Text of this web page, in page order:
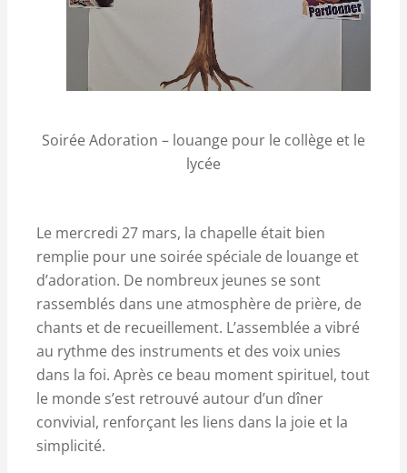
Soirée Adoration – louange pour le collège et le
lycée
Le mercredi 27 mars, la chapelle était bien
remplie pour une soirée spéciale de louange et
d’adoration. De nombreux jeunes se sont
rassemblés dans une atmosphère de prière, de
chants et de recueillement. L’assemblée a vibré
au rythme des instruments et des voix unies
dans la foi. Après ce beau moment spirituel, tout
le monde s’est retrouvé autour d’un dîner
convivial, renforçant les liens dans la joie et la
simplicité.